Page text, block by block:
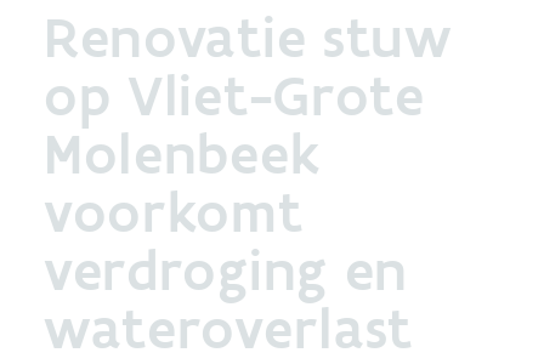
Renovatie stuw
op Vliet-Grote
Molenbeek
voorkomt
verdroging en
wateroverlast